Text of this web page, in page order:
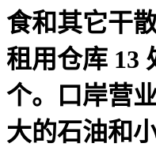
食和其它干
租用仓库 13
个。口岸营
大的石油和